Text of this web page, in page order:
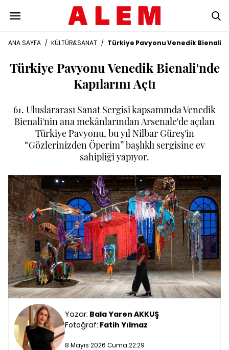
ANA SAYFA / KÜLTÜR&SANAT / Türkiye Pavyonu Venedik
Türkiye Pavyonu Venedik Bienali'nde
Kapılarını Açtı
61. Uluslararası Sanat Sergisi kapsamında Venedik
Bienali'nin ana mekânlarından Arsenale'de açılan
Türkiye Pavyonu, bu yıl Nilbar Güreş'in
“Gözlerinizden Öperim” başlıklı sergisine ev
sahipliği yapıyor.
Yazar: Bala Yaren AKKUŞ
Fotoğraf: Fatih Yılmaz
8 Mayıs 2026 Cuma 22:29